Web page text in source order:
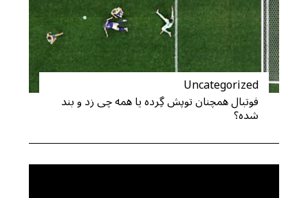
Uncategorized
فوتبال همچنان توپش گِرده یا همه چی زد و بند
شده؟